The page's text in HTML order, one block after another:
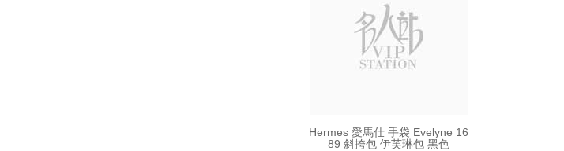
Hermes 愛馬仕 手袋 Evelyne 16
89 斜挎包 伊芙琳包 黑色